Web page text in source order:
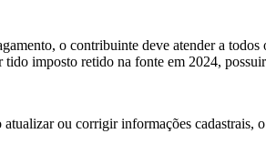
o contribuinte deve atender a
imposto retido na fonte em 2024,
atualizar ou corrigir informações